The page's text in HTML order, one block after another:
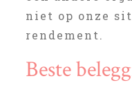
niet op onze
rendement.
Beste